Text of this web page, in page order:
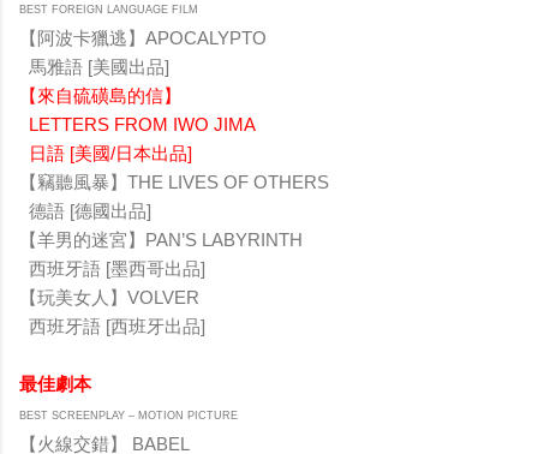
BEST FOREIGN LANGUAGE FILM
【阿波卡獵逃】APOCALYPTO
馬雅語 [美國出品]
【來自硫磺島的信】
LETTERS FROM IWO JIMA
日語 [美國/日本出品]
【竊聽風暴】THE LIVES OF OTHERS
德語 [德國出品]
【羊男的迷宮】PAN’S LABYRINTH
西班牙語 [墨西哥出品]
【玩美女人】VOLVER
西班牙語 [西班牙出品]
最佳劇本
BEST SCREENPLAY – MOTION PICTURE
【火線交錯】 BABEL